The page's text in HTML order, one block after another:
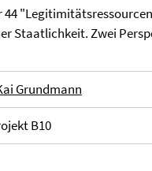
44
Staatlichkeit. Zwei
Grundmann
B10